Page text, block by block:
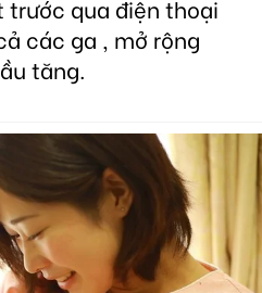
trước qua điện thoại
các ga , mở rộng
tăng.